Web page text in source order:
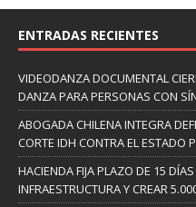
ENTRADAS RECIENTES
VIDEODANZA DOCUMENTAL
DANZA PARA PERSONAS CON
ABOGADA CHILENA INTEGRA
CORTE IDH CONTRA EL ESTADO
HACIENDA FIJA PLAZO DE 15
INFRAESTRUCTURA Y CREAR